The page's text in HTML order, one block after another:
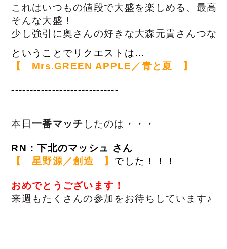
これはいつもの値段で大盛を楽しめる、最高
そんな大盛！
少し強引に奥さんの好きな大森元貴さんつな
ということでリクエストは…
【　Mrs.GREEN APPLE／青と夏
】
-----------------------------
本日 一番マッチ したのは・・・
RN：下北のマッシュ さん
【 星野源／創造 】 でした！！！
おめでとうございます！
来週もたくさんの参加をお待ちしています♪